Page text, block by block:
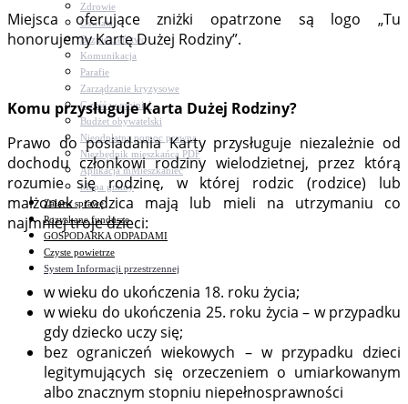
Zdrowie
Oświata
Bezpieczeństwo
Komunikacja
Parafie
Zarządzanie kryzysowe
C.ześć w gminie!
Budżet obywatelski
Nieodpłatna pomoc prawna
Niezbędnik mieszkańca PDF
Aplikacja mMieszkaniec
Mapa gminy
Załatw sprawę
Pozyskane fundusze
GOSPODARKA ODPADAMI
Czyste powietrze
System Informacji przestrzennej
Miejsca oferujące zniżki opatrzone są logo „Tu
honorujemy Kartę Dużej Rodziny”.
Komu przysługuje Karta Dużej Rodziny?
Prawo do posiadania Karty przysługuje niezależnie od
dochodu członkowi rodziny wielodzietnej, przez którą
rozumie się rodzinę, w której rodzic (rodzice) lub
małżonek rodzica mają lub mieli na utrzymaniu co
najmniej troje dzieci:
w wieku do ukończenia 18. roku życia;
w wieku do ukończenia 25. roku życia – w przypadku
gdy dziecko uczy się;
bez ograniczeń wiekowych – w przypadku dzieci
legitymujących się orzeczeniem o umiarkowanym
albo znacznym stopniu niepełnosprawności